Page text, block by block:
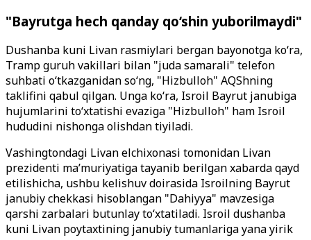
"Bayrutga hech qanday qo‘shin yuborilmaydi"
Dushanba kuni Livan rasmiylari bergan bayonotga ko‘ra,
Tramp guruh vakillari bilan "juda samarali" telefon
suhbati o‘tkazganidan so‘ng, "Hizbulloh" AQShning
taklifini qabul qilgan. Unga ko‘ra, Isroil Bayrut janubiga
hujumlarini to‘xtatishi evaziga "Hizbulloh" ham Isroil
hududini nishonga olishdan tiyiladi.
Vashingtondagi Livan elchixonasi tomonidan Livan
prezidenti ma’muriyatiga tayanib berilgan xabarda qayd
etilishicha, ushbu kelishuv doirasida Isroilning Bayrut
janubiy chekkasi hisoblangan "Dahiyya" mavzesiga
qarshi zarbalari butunlay to‘xtatiladi. Isroil dushanba
kuni Livan poytaxtining janubiy tumanlariga yana yirik